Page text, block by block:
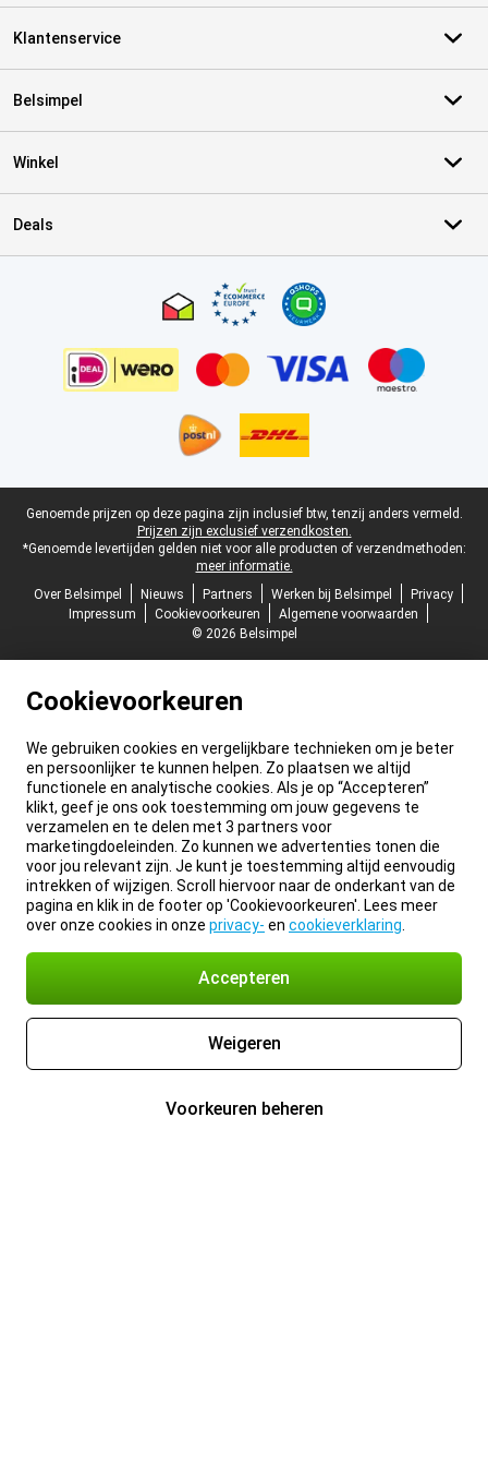
Klantenservice
Belsimpel
Winkel
Deals
Juridische voettekst
Genoemde prijzen op deze pagina zijn inclusief btw, tenzij anders vermeld.
Prijzen zijn exclusief verzendkosten.
*Genoemde levertijden gelden niet voor alle producten of verzendmethoden:
meer informatie.
Over Belsimpel
Nieuws Partners Werken bij Belsimpel
Privacy
Impressum
Cookievoorkeuren
Algemene voorwaarden
© 2026 Belsimpel
Cookievoorkeuren
We gebruiken cookies en vergelijkbare technieken om je beter
en persoonlijker te kunnen helpen. Zo plaatsen we altijd
functionele en analytische cookies. Als je op “Accepteren”
klikt, geef je ons ook toestemming om jouw gegevens te
verzamelen en te delen met 3 partners voor
marketingdoeleinden. Zo kunnen we advertenties tonen die
voor jou relevant zijn. Je kunt je toestemming altijd eenvoudig
intrekken of wijzigen. Scroll hiervoor naar de onderkant van de
pagina en klik in de footer op 'Cookievoorkeuren'. Lees meer
over onze cookies in onze privacy- en cookieverklaring
Accepteren
Weigeren
Voorkeuren beheren